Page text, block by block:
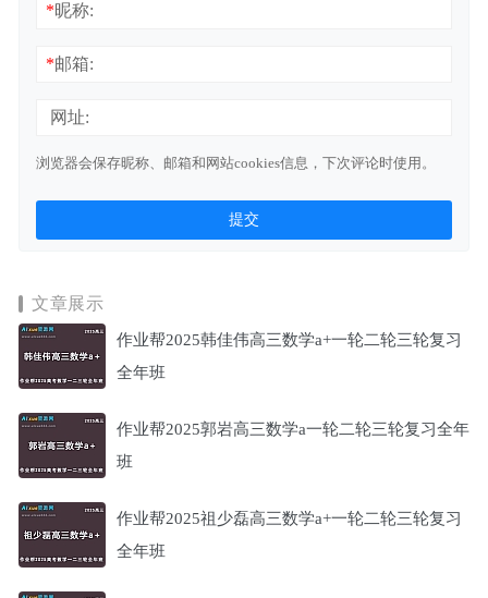
*昵称:
*邮箱:
网址:
浏览器会保存昵称、邮箱和网站cookies信息，下次评论时使用。
文章展示
作业帮2025韩佳伟高三数学a+一轮二轮三轮复习
全年班
作业帮2025郭岩高三数学a一轮二轮三轮复习全年
班
作业帮2025祖少磊高三数学a+一轮二轮三轮复习
全年班